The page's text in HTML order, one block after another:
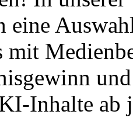
eine
mit
Inhalte ab